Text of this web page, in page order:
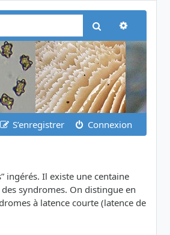
Rechercher
S’enregistrer Connexion
ingérés. Il existe une centaine
syndromes. On distingue en
à latence courte (latence de